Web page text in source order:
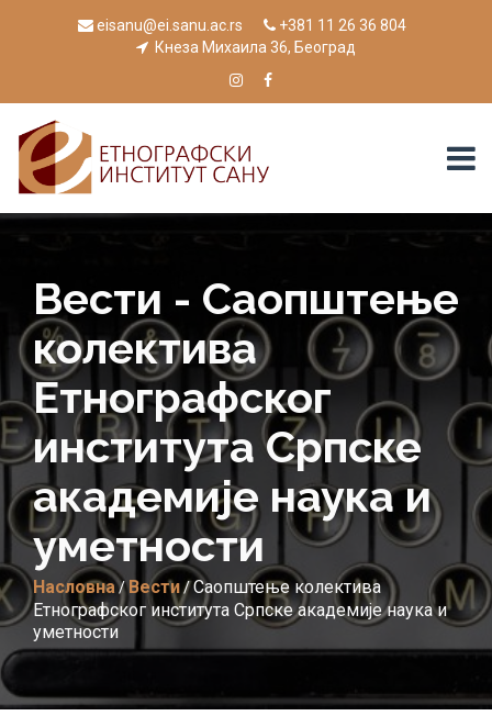
eisanu@ei.sanu.ac.rs
+381 11 26 36 804
Кнеза Михаила 36, Београд
Вести - Саопштење
колектива
Етнографског
института Српске
академије наука и
уметности
Насловна/Вести/Саопштење колектива
Етнографског института Српске академије наука и
уметности